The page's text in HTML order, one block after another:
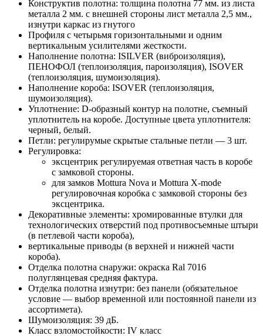
Конструктив полотна: толщина полотна 77 мм. из листа
металла 2 мм. с внешней стороны лист металла 2,5 мм.,
изнутри каркас из гнутого
Профиля с четырьмя горизонтальными и одним
вертикальным усилителями жесткости.
Наполнение полотна: ISILVER (виброизоляция),
ПЕНОФОЛ (теплоизоляция, пароизоляция), ISOVER
(теплоизоляция, шумоизоляция).
Наполнение короба: ISOVER (теплоизоляция,
шумоизоляция).
Уплотнение: D-образный контур на полотне, съемный
уплотнитель на коробе. Доступные цвета уплотнителя:
черный, белый.
Петли: регулирумые скрытые стальные петли — 3 шт.
Регулировка:
эксцентрик регулируемая ответная часть в коробе
с замковой стороны.
для замков Mottura Nova и Mottura X-mode
регулировочная коробка с замковой стороны без
эксцентрика.
Декоративные элементы: хромированные втулки для
технологических отверстий под противосъемные штыри
(в петлевой части короба),
вертикальные приводы (в верхней и нижней части
короба).
Отделка полотна снаружи: окраска Ral 7016
полуглянцевая средняя фактура.
Отделка полотна изнутри: без панели (обязательное
условие — выбор временной или постоянной панели из
ассортимета).
Шумоизоляция: 39 дБ.
Класс взломостойкости: IV класс